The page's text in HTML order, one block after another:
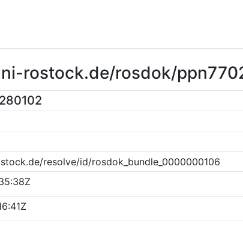
rostock.de/rosdok/
resolve/id/rosdok_bundle_0000000106